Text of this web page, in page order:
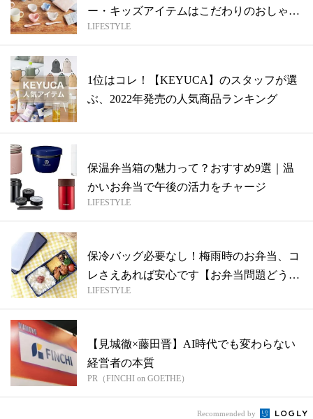
ー・キッズアイテムはこだわりのおしゃれ
感！
LIFESTYLE
1位はコレ！【KEYUCA】のスタッフが選
ぶ、2022年発売の人気商品ランキング
保温弁当箱の魅力って？おすすめ9選｜温
かいお弁当で午後の活力をチャージ
LIFESTYLE
保冷バッグ必要なし！梅雨時のお弁当、コ
レさえあれば安心です【お弁当問題どうす
る⁉...
LIFESTYLE
【見城徹×藤田晋】AI時代でも変わらない
経営者の本質
PR（FINCHI on GOETHE）
Recommended by